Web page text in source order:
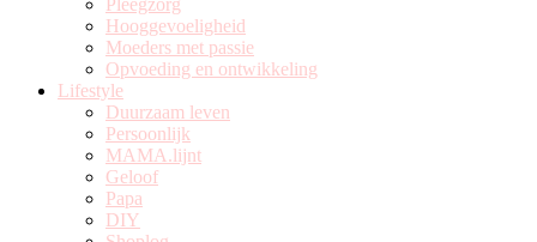
Pleegzorg
Hooggevoeligheid
Moeders met passie
Opvoeding en ontwikkeling
Lifestyle
Duurzaam leven
Persoonlijk
MAMA.lijnt
Geloof
Papa
DIY